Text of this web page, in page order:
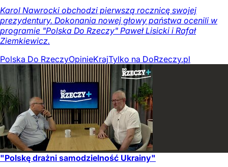
Karol Nawrocki obchodzi pierwszą rocznicę swojej
prezydentury. Dokonania nowej głowy państwa ocenili w
programie "Polska Do Rzeczy" Paweł Lisicki i Rafał
Ziemkiewicz.
Polska Do RzeczyOpinieKrajTylko na DoRzeczy.pl
"Polskę drażni samodzielność Ukrainy"